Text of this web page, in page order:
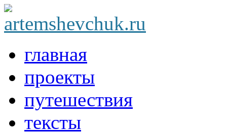
главная
проекты
путешествия
тексты